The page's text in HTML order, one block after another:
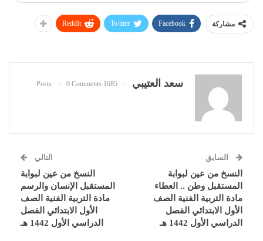
مشاركة Facebook
Twitter
ReddIt
سعد العتيبي 1685 Posts
0 Comments
السابق
النسخ من عين لبوابة
المستقبل وطن .. العطاء
مادة التربية الفنية الصف
الأول الابتدائي الفصل
الدراسي الأول 1442 هـ
التالي
النسخ من عين لبوابة
المستقبل الإنسان والرسم
مادة التربية الفنية الصف
الأول الابتدائي الفصل
الدراسي الأول 1442 هـ